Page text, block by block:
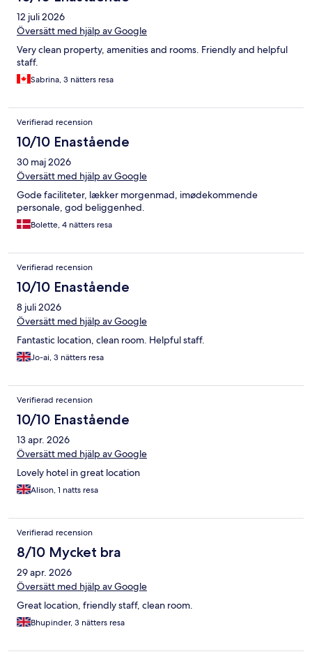
12 juli 2026
Översätt med hjälp av Google
Very clean property, amenities and rooms. Friendly and helpful
staff.
Sabrina, 3 nätters resa
Verifierad recension
10/10 Enastående
30 maj 2026
Översätt med hjälp av Google
Gode faciliteter, lækker morgenmad, imødekommende
personale, god beliggenhed.
Bolette, 4 nätters resa
Verifierad recension
10/10 Enastående
8 juli 2026
Översätt med hjälp av Google
Fantastic location, clean room. Helpful staff.
Jo-ai, 3 nätters resa
Verifierad recension
10/10 Enastående
13 apr. 2026
Översätt med hjälp av Google
Lovely hotel in great location
Alison, 1 natts resa
Verifierad recension
8/10 Mycket bra
29 apr. 2026
Översätt med hjälp av Google
Great location, friendly staff, clean room.
Bhupinder, 3 nätters resa